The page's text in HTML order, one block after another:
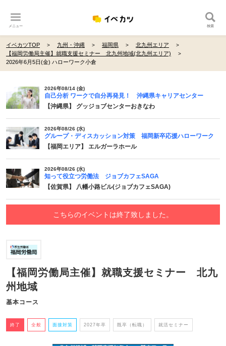
メニュー 検索
イベカツTOP 九州・沖縄 福岡県
北九州エリア
【福岡労働局主催】就職支援セミナー 北九州地域(北九州エリア)
2026年6月5日(金) ハローワーク小倉
2026年08/14 (金)
自己分析 ワークで自分再発見！ 沖縄県キャリアセンター
【沖縄県】 グッジョブセンターおきなわ
2026年08/26 (水)
グループ・ディスカッション対策 福岡新卒応援ハローワーク
【福岡エリア】 エルガーラホール
2026年08/26 (水)
知って役立つ労働法 ジョブカフェSAGA
【佐賀県】 八幡小路ビル(ジョブカフェSAGA)
こちらのイベントは終了致しました。
【福岡労働局主催】就職支援セミナー 北九
州地域
基本コース
終了 全般 面接対策 2027年卒 既卒（転職） 就活セミナー